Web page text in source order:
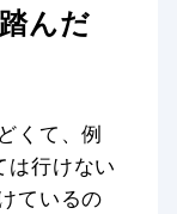
んだ
くて、例
は行けない
ているの